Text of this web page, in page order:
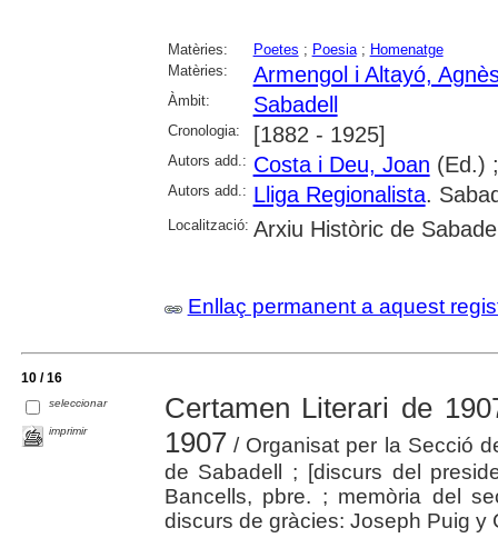
Matèries: Poetes ; Poesia; Homenatge
Matèries:
Armengol i Altayó,
Àmbit: Sabadell
Cronologia: [1882 - 1925]
Autors add.: Costa i Deu, Joan (Ed.)
Autors add.: Lliga Regionalista.
Localització: Arxiu Històric de
Enllaç permanent a aquest
10 / 16
seleccionar
imprimir
Certamen Literari de
1907 / Organisat per la Secció
de Sabadell ; [discurs del
Bancells, pbre. ; memòria del
discurs de gràcies: Joseph Puig y